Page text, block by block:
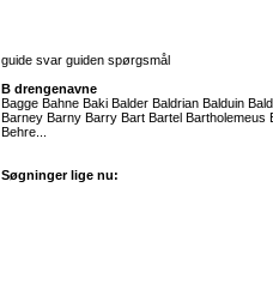
guide svar guiden spørgsmål
B drengenavne
Bagge Bahne Baki Balder Baldrian Balduin
Barney Barny Barry Bart Bartel
Behre...
Søgninger lige nu: